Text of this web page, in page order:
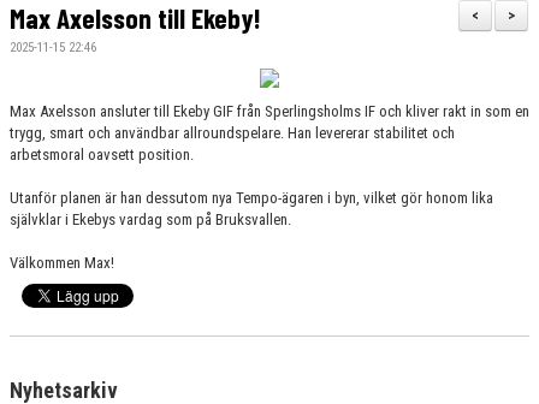
EVENEMANG
HYR KLUBBSTUGAN
KLUBBSHOP
>
<
Max Axelsson till Ekeby!
2025-11-15 22:46
Max Axelsson ansluter till Ekeby GIF från Sperlingsholms IF och kliver rakt in som en
trygg, smart och användbar allroundspelare. Han levererar stabilitet och
arbetsmoral oavsett position.
Utanför planen är han dessutom nya Tempo-ägaren i byn, vilket gör honom lika
självklar i Ekebys vardag som på Bruksvallen.
Välkommen Max!
Nyhetsarkiv